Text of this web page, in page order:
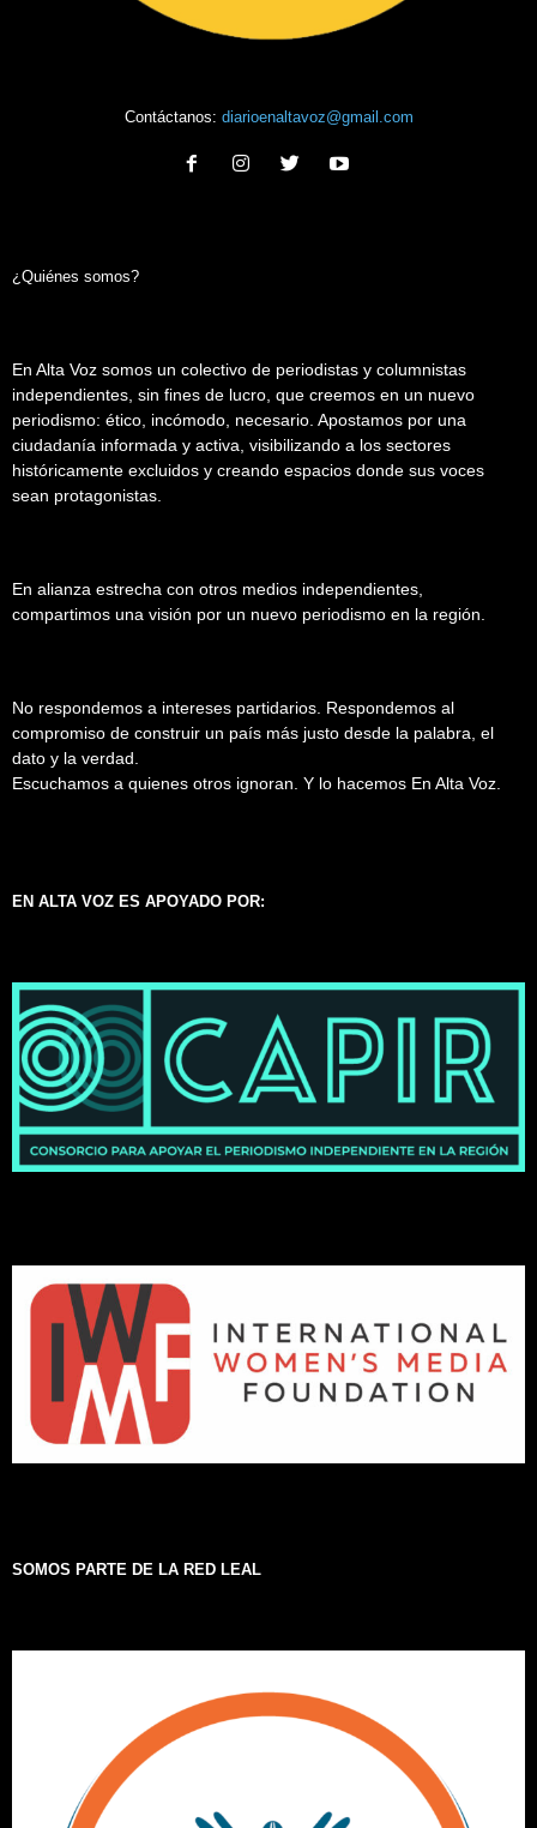
Contáctanos: diarioenaltavoz@gmail.com
¿Quiénes somos?
En Alta Voz somos un colectivo de periodistas y columnistas
independientes, sin fines de lucro, que creemos en un nuevo
periodismo: ético, incómodo, necesario. Apostamos por una
ciudadanía informada y activa, visibilizando a los sectores
históricamente excluidos y creando espacios donde sus voces
sean protagonistas.
En alianza estrecha con otros medios independientes,
compartimos una visión por un nuevo periodismo en la región.
No respondemos a intereses partidarios. Respondemos al
compromiso de construir un país más justo desde la palabra, el
dato y la verdad.
Escuchamos a quienes otros ignoran. Y lo hacemos En Alta Voz.
EN ALTA VOZ ES APOYADO POR:
SOMOS PARTE DE LA RED LEAL